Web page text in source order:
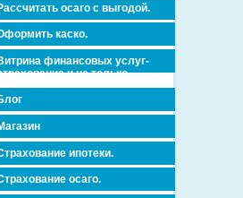
0-
осаго с выгодой.
каско.
финансовых услуг-
и не только.
ипотеки.
осаго.